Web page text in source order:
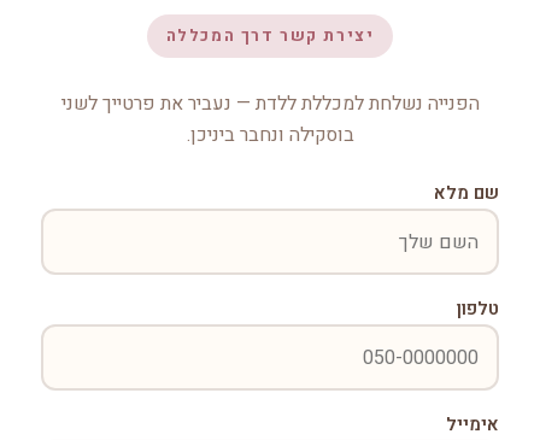
יצירת קשר דרך המכללה
הפנייה נשלחת למכללת ללדת — נעביר את פרטייך לשני
בוסקילה ונחבר ביניכן.
שם מלא
טלפון
אימייל